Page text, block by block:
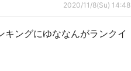
2020/11/8(Su) 14:48
キングにゆななんがランクイ